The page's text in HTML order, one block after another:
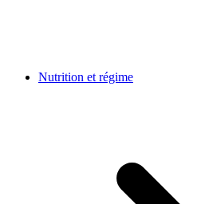
Nutrition et régime